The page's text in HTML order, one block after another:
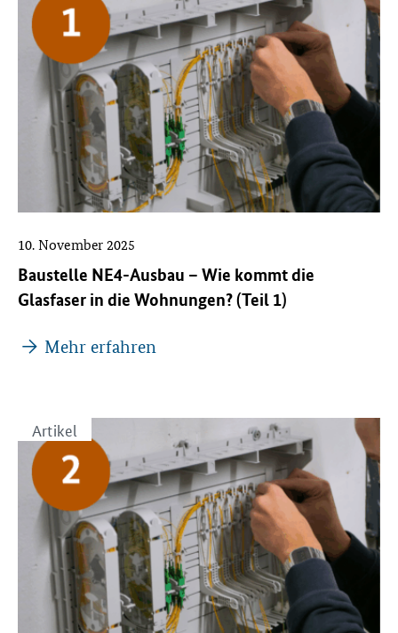
Baustelle NE4-Ausbau – Wie kommt die
Glasfaser in die Wohnungen? (Teil 1)
10. November 2025
Mehr erfahren
Artikel